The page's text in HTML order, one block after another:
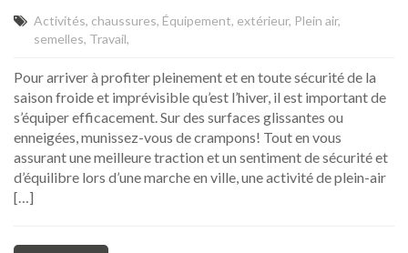
Activités chaussures Équipement extérieur Plein air
semelles Travail
Pour arriver à profiter pleinement et en toute sécurité de la
saison froide et imprévisible qu’est l’hiver, il est important de
s’équiper efficacement. Sur des surfaces glissantes ou
enneigées, munissez-vous de crampons! Tout en vous
assurant une meilleure traction et un sentiment de sécurité et
d’équilibre lors d’une marche en ville, une activité de plein-air
[…]